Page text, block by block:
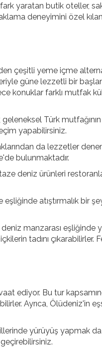
yaratan butik oteller,
deneyimini özel
çeşitli yeme içme
güne lezzetli bir
konuklar farklı mutfak
Türk
yapabilirsiniz.
da lezzetler
bulunmaktadır.
deniz ürünleri
atıştırmalık bir
manzarası
tadını çıkarabilirler.
ediyor. Bu tur
Ayrıca, Ölüdeniz'in
yürüyüş yapmak